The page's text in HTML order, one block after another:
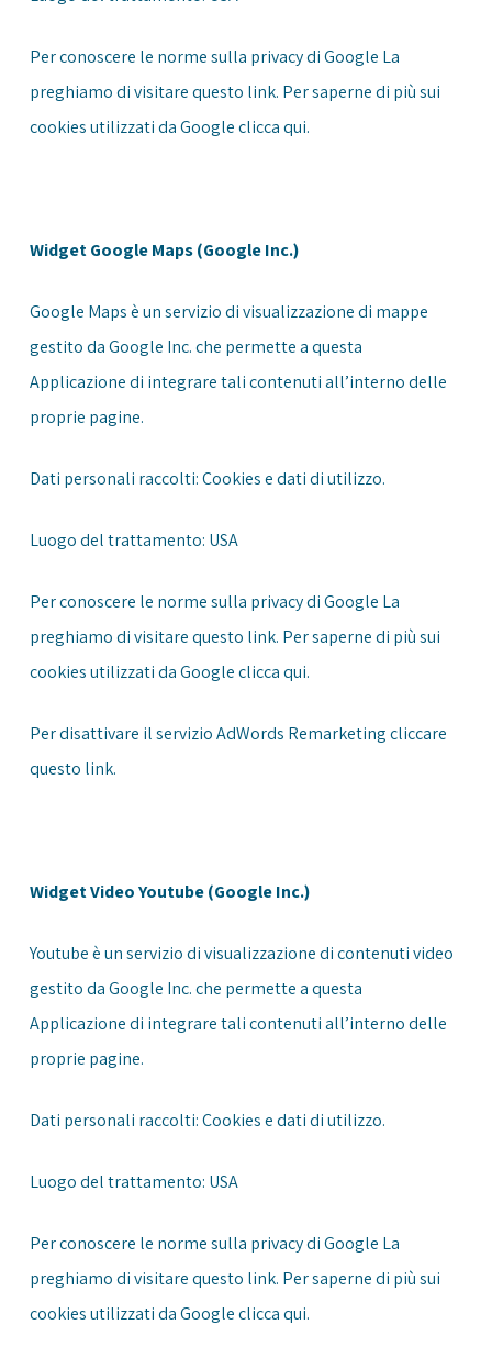
Per conoscere le norme sulla privacy di Google La
preghiamo di visitare questo link. Per saperne di più sui
cookies utilizzati da Google cliccaqui.
Widget Google Maps (Google Inc.)
Google Maps è un servizio di visualizzazione di mappe
gestito da Google Inc. che permette a questa
Applicazione di integrare tali contenuti all’interno delle
proprie pagine.
Dati personali raccolti: Cookies e dati di utilizzo.
Luogo del trattamento: USA
Per conoscere le norme sulla privacy di Google La
preghiamo di visitare questo link. Per saperne di più sui
cookies utilizzati da Google cliccaqui.
Per disattivare il servizio AdWords Remarketing cliccare
questo link.
Widget Video Youtube (Google Inc.)
Youtube è un servizio di visualizzazione di contenuti video
gestito da Google Inc. che permette a questa
Applicazione di integrare tali contenuti all’interno delle
proprie pagine.
Dati personali raccolti: Cookies e dati di utilizzo.
Luogo del trattamento: USA
Per conoscere le norme sulla privacy di Google La
preghiamo di visitare questo link. Per saperne di più sui
cookies utilizzati da Google cliccaqui.